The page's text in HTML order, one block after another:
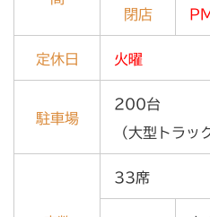
閉店
定休日 火曜
駐車場
200台
（大型トラッ
33席